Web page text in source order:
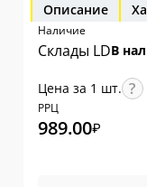
Описание
Наличие
Склады LDВ
Цена за 1 шт.
РРЦ
989.00₽